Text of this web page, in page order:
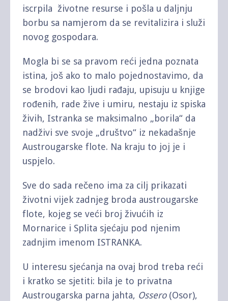
iscrpila životne resurse i pošla u daljnju
borbu sa namjerom da se revitalizira i služi
novog gospodara.
Mogla bi se sa pravom reći jedna poznata
istina, još ako to malo pojednostavimo, da
se brodovi kao ljudi rađaju, upisuju u knjige
rođenih, rade žive i umiru, nestaju iz spiska
živih, Istranka se maksimalno „borila“ da
nadživi sve svoje „društvo“ iz nekadašnje
Austrougarske flote. Na kraju to joj je i
uspjelo.
Sve do sada rečeno ima za cilj prikazati
životni vijek zadnjeg broda austrougarske
flote, kojeg se veći broj živućih iz
Mornarice i Splita sjećaju pod njenim
zadnjim imenom ISTRANKA.
U interesu sjećanja na ovaj brod treba reći
i kratko se sjetiti: bila je to privatna
Austrougarska parna jahta, Ossero (Osor),